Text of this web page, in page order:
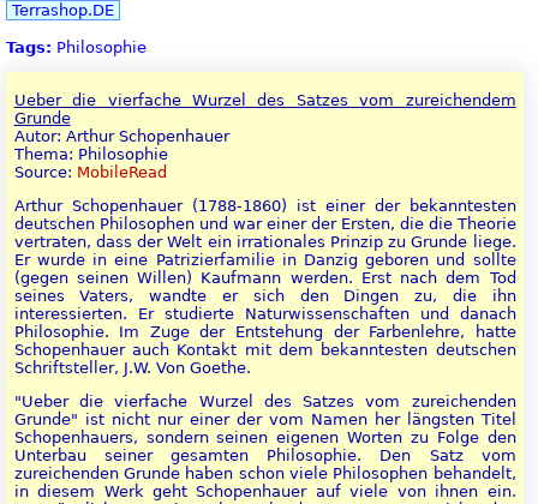
Terrashop.DE
Tags: Philosophie
Ueber die vierfache Wurzel des Satzes vom zureichendem
Grunde
Autor: Arthur Schopenhauer
Thema: Philosophie
Source: MobileRead
Arthur Schopenhauer (1788-1860) ist einer der bekanntesten
deutschen Philosophen und war einer der Ersten, die die Theorie
vertraten, dass der Welt ein irrationales Prinzip zu Grunde liege.
Er wurde in eine Patrizierfamilie in Danzig geboren und sollte
(gegen seinen Willen) Kaufmann werden. Erst nach dem Tod
seines Vaters, wandte er sich den Dingen zu, die ihn
interessierten. Er studierte Naturwissenschaften und danach
Philosophie. Im Zuge der Entstehung der Farbenlehre, hatte
Schopenhauer auch Kontakt mit dem bekanntesten deutschen
Schriftsteller, J.W. Von Goethe.
"Ueber die vierfache Wurzel des Satzes vom zureichenden
Grunde" ist nicht nur einer der vom Namen her längsten Titel
Schopenhauers, sondern seinen eigenen Worten zu Folge den
Unterbau seiner gesamten Philosophie. Den Satz vom
zureichenden Grunde haben schon viele Philosophen behandelt,
in diesem Werk geht Schopenhauer auf viele von ihnen ein.